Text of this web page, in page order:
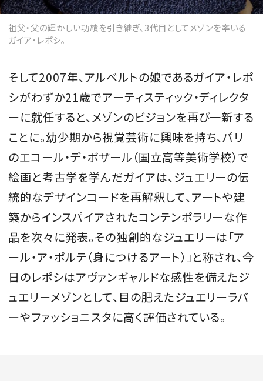
祖父・父の輝かしい功績を引き継ぎ、3代目としてメゾンを率いる
ガイア・レポシ。
そして2007年、アルベルトの娘であるガイア・レポ
シがわずか21歳でアーティスティック・ディレクタ
ーに就任すると、メゾンのビジョンを再び一新する
ことに。幼少期から視覚芸術に興味を持ち、パリ
のエコール・デ・ボザール（国立高等美術学校）で
絵画と考古学を学んだガイアは、ジュエリーの伝
統的なデザインコードを再解釈して、アートや建
築からインスパイアされたコンテンポラリーな作
品を次々に発表。その独創的なジュエリーは「ア
ール・ア・ポルテ（身につけるアート）」と称され、今
日のレポシはアヴァンギャルドな感性を備えたジ
ュエリーメゾンとして、目の肥えたジュエリーラバ
ーやファッショニスタに高く評価されている。